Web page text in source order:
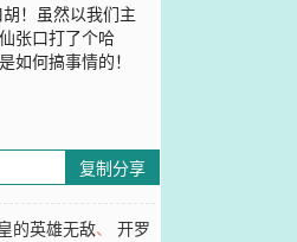
！虽然以我们主
张口打了个哈
何搞事情的！
复制分享
的英雄无敌、开罗